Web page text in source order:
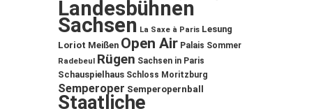
Landesbühnen
Sachsen La Saxe à Paris Lesung
Loriot Meißen Open Air Palais Sommer
Radebeul Rügen Sachsen in Paris
Schauspielhaus Schloss Moritzburg
Semperoper Semperopernball
Staatliche